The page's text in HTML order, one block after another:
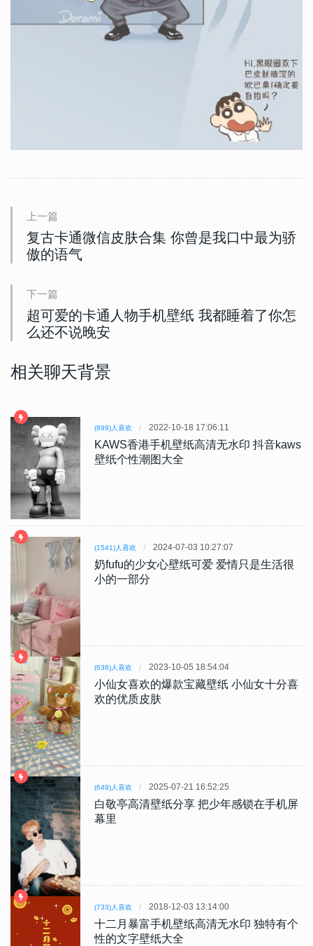
上一篇
复古卡通微信皮肤合集 你曾是我口中最为骄
傲的语气
下一篇
超可爱的卡通人物手机壁纸 我都睡着了你怎
么还不说晚安
相关聊天背景
(899)人喜欢 2022-10-18 17:06:11
KAWS香港手机壁纸高清无水印 抖音kaws
壁纸个性潮图大全
(1541)人喜欢 2024-07-03 10:27:07
奶fufu的少女心壁纸可爱 爱情只是生活很
小的一部分
(636)人喜欢 2023-10-05 18:54:04
小仙女喜欢的爆款宝藏壁纸 小仙女十分喜
欢的优质皮肤
(649)人喜欢 2025-07-21 16:52:25
白敬亭高清壁纸分享 把少年感锁在手机屏
幕里
(733)人喜欢 2018-12-03 13:14:00
十二月暴富手机壁纸高清无水印 独特有个
性的文字壁纸大全